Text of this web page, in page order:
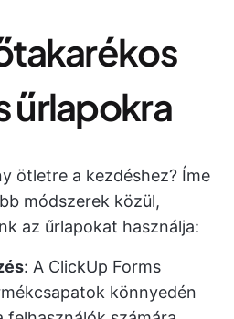
űrlapokra
ötletre a kezdéshez? Íme
módszerek közül,
az űrlapokat használja:
: A ClickUp Forms
könnyedén